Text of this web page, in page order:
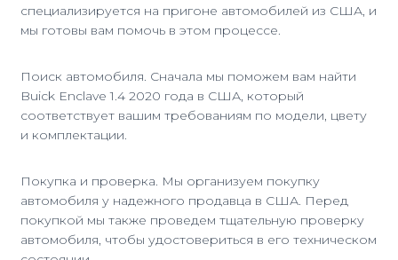
специализируется на пригоне автомобилей из США, и
мы готовы вам помочь в этом процессе.
Поиск автомобиля. Сначала мы поможем вам найти
Buick Enclave 1.4 2020 года в США, который
соответствует вашим требованиям по модели, цвету
и комплектации.
Покупка и проверка. Мы организуем покупку
автомобиля у надежного продавца в США. Перед
покупкой мы также проведем тщательную проверку
автомобиля, чтобы удостовериться в его техническом